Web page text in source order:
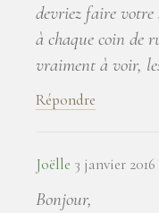
devriez faire votre
à chaque coin de
vraiment à voir,
Répondre
Joëlle 3 janvier
Bonjour,